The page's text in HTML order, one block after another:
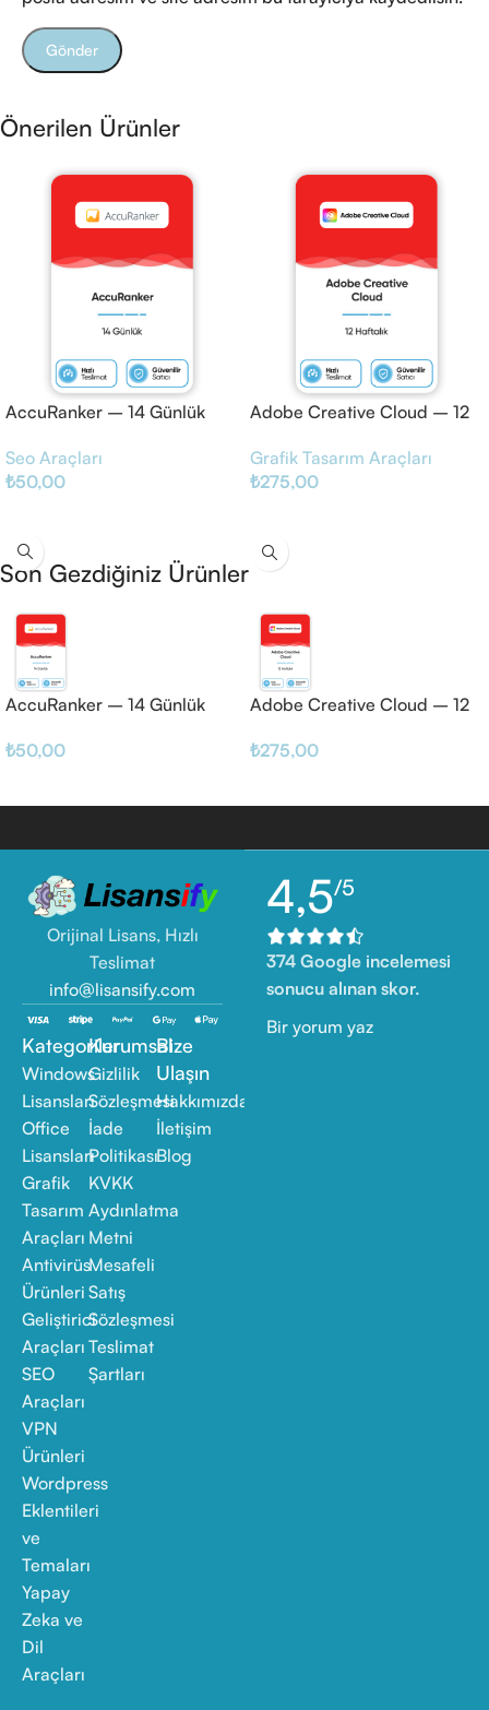
Önerilen Ürünler
AccuRanker – 14 Günlük
Seo Araçları
₺50,00
Adobe Creative Cloud – 12
Grafik Tasarım Araçları
₺275,00
Son Gezdiğiniz Ürünler
AccuRanker – 14 Günlük
₺50,00
Adobe Creative Cloud – 12
₺275,00
Orijinal Lisans, Hızlı
Teslimat
info@lisansify.com
Kategoriler
Windows
Lisansları
Office
Lisansları
Grafik
Tasarım
Araçları
Antivirüs
Ürünleri
Geliştirici
Araçları
SEO
Araçları
VPN
Ürünleri
Wordpress
Eklentileri
ve
Temaları
Yapay
Zeka ve
Dil
Araçları
Kurumsal
Gizlilik
Sözleşmesi
İade
Politikası
KVKK
Aydınlatma
Metni
Mesafeli
Satış
Sözleşmesi
Teslimat
Şartları
Bize
Ulaşın
Hakkımızda
İletişim
Blog
4,5/5
374 Google incelemesi
sonucu alınan skor.
Bir yorum yaz